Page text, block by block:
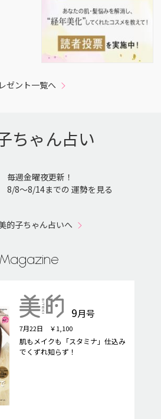
ゼント一覧へ
ちゃん占い
毎週金曜夜更新！
8/8〜8/14までの 運勢を見る
的子ちゃん占いへ
Magazine
9月号
7月22日 ￥1,100
肌もメイクも「スタミナ」仕込み
でくずれ知らず！